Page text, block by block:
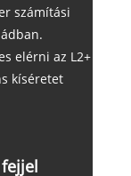
számítási
elérni az L2+
kíséretet